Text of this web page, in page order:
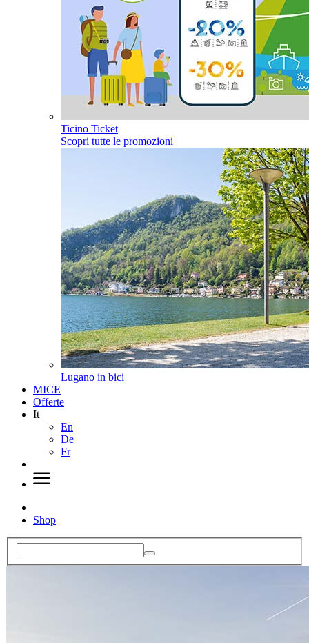
Ticino Ticket
Scopri tutte le promozioni
Lugano in bici
MICE
Offerte
It
En
De
Fr
Shop